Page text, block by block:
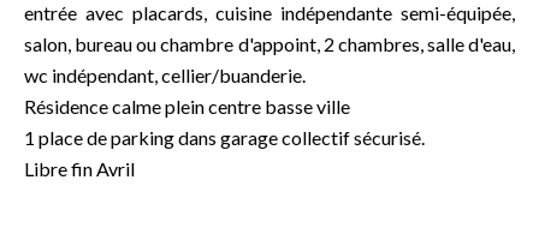
entrée avec placards, cuisine indépendante semi-équipée,
salon, bureau ou chambre d'appoint, 2 chambres, salle d'eau,
wc indépendant, cellier/buanderie.
Résidence calme plein centre basse ville
1 place de parking dans garage collectif sécurisé.
Libre fin Avril